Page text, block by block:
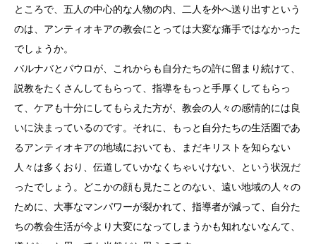
ところで、五人の中心的な人物の内、二人を外へ送り出すという
のは、アンティオキアの教会にとっては大変な痛手ではなかった
でしょうか。
バルナバとパウロが、これからも自分たちの許に留まり続けて、
説教をたくさんしてもらって、指導をもっと手厚くしてもらっ
て、ケアも十分にしてもらえた方が、教会の人々の感情的には良
いに決まっているのです。それに、もっと自分たちの生活圏であ
るアンティオキアの地域においても、まだキリストを知らない
人々は多くおり、伝道していかなくちゃいけない、という状況だ
ったでしょう。どこかの顔も見たことのない、遠い地域の人々の
ために、大事なマンパワーが裂かれて、指導者が減って、自分た
ちの教会生活が今より大変になってしまうかも知れないなんて、